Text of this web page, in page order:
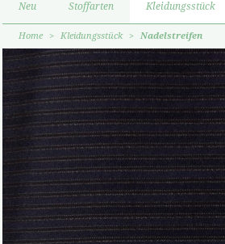
Neu Stoffarten Kleidungsstück
Home > Kleidungsstück > Nadelstreifen